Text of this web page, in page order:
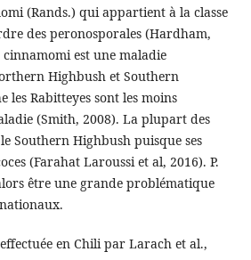
(Rands.) qui appartient à la classe
des peronosporales (Hardham,
cinnamomi est une maladie
Highbush et Southern
les Rabitteyes sont les moins
(Smith, 2008). La plupart des
Southern Highbush puisque ses
(Farahat Laroussi et al, 2016). P.
être une grande problématique
en Chili par Larach et al.,